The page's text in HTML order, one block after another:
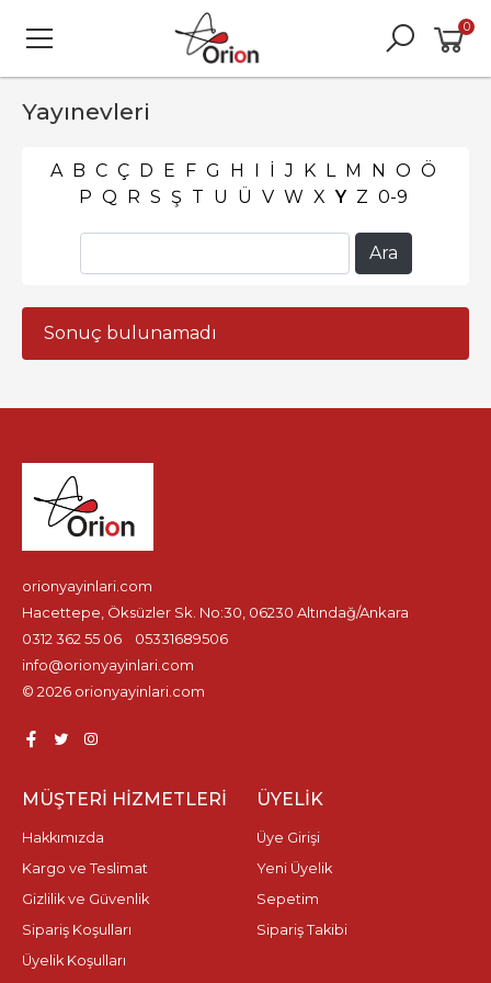
0
Yayınevleri
A B C Ç D E F G H I İ J K L M N O Ö
P Q R S Ş T U Ü V W X Y Z 0-9
Sonuç bulunamadı
orionyayinlari.com
Hacettepe, Öksüzler Sk. No:30, 06230 Altındağ/Ankara
0312 362 55 06
05331689506
info@orionyayinlari.com
© 2026 orionyayinlari.com
MÜŞTERI HIZMETLERI
Hakkımızda
Kargo ve Teslimat
Gizlilik ve Güvenlik
Sipariş Koşulları
Üyelik Koşulları
ÜYELIK
Üye Girişi
Yeni Üyelik
Sepetim
Sipariş Takibi